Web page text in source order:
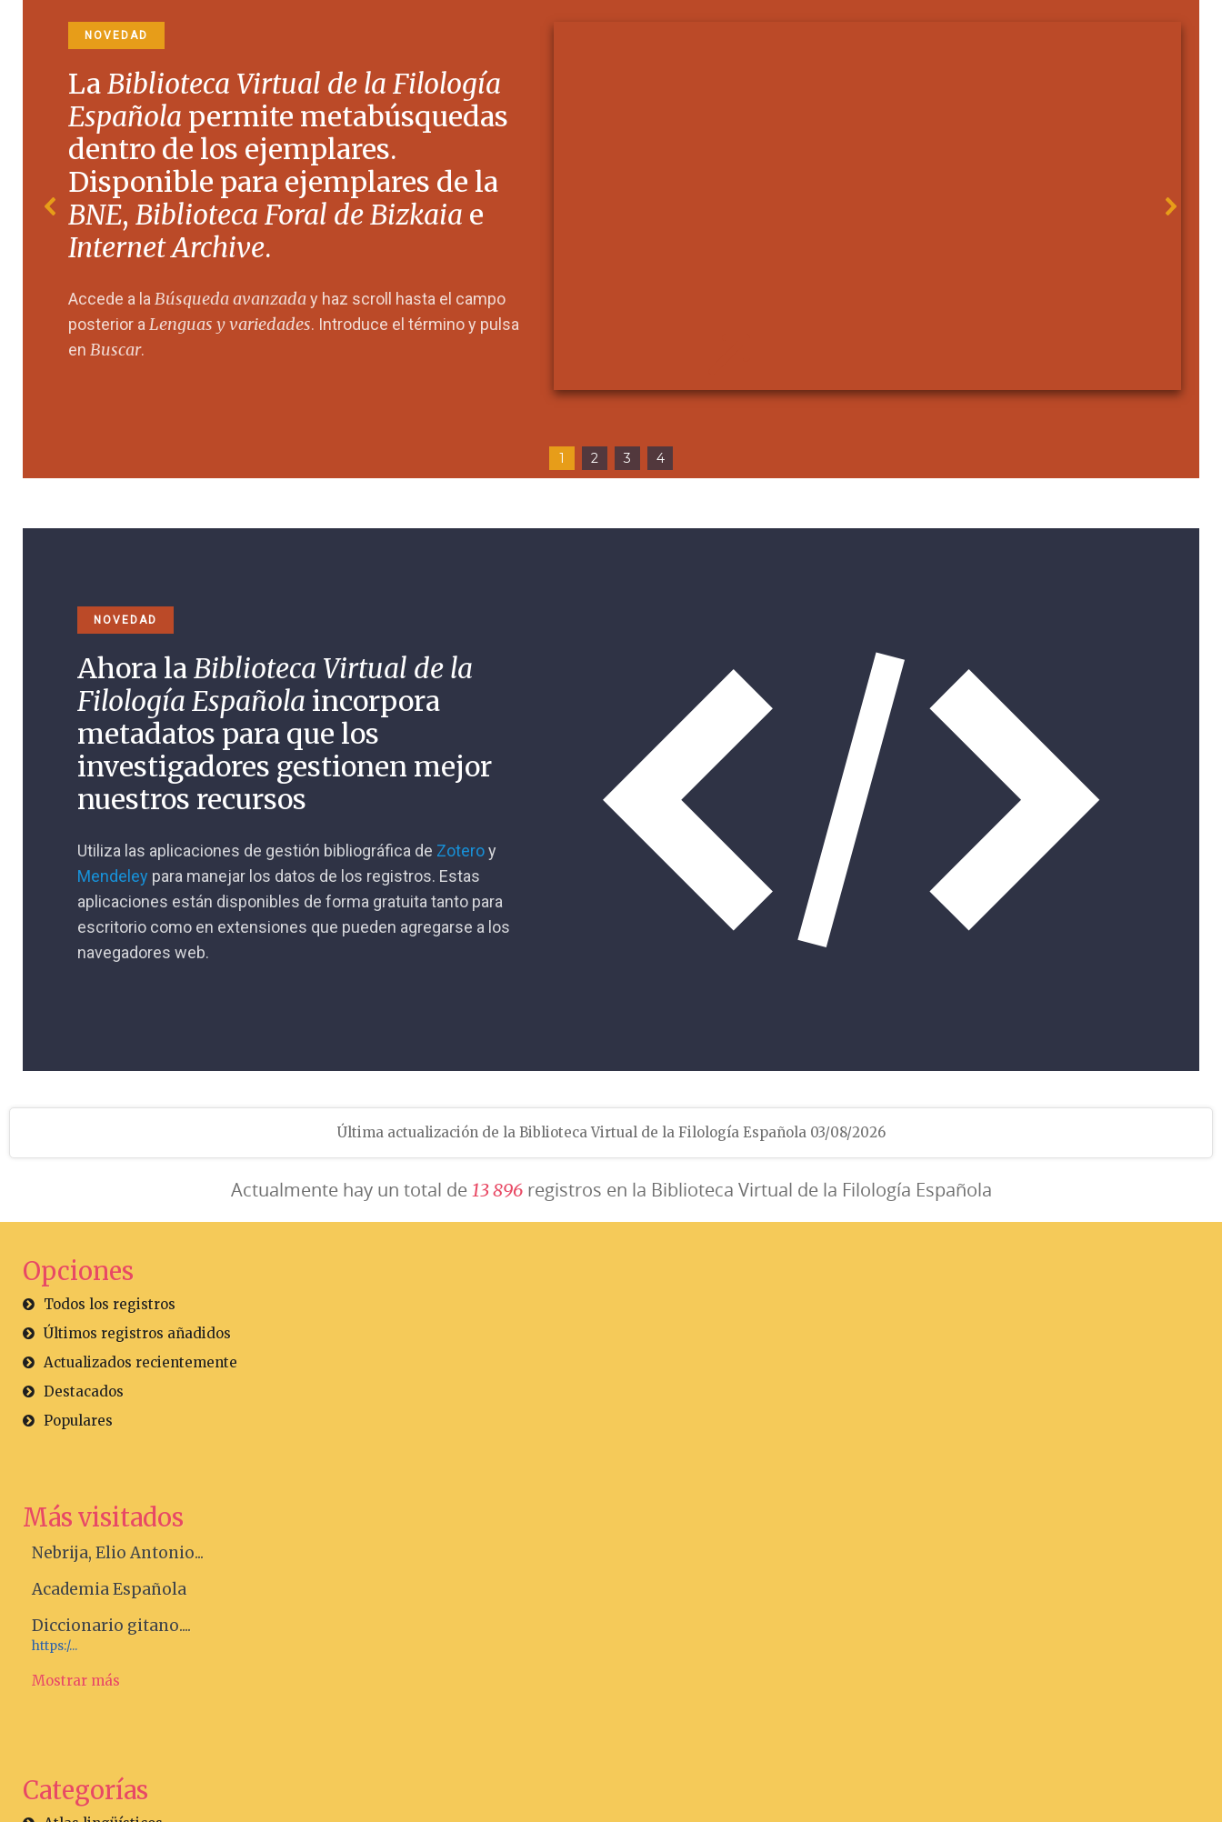
NOVEDAD
LaBiblioteca Virtual de la Filología
Española permite metabúsquedas
dentro de los ejemplares.
Disponible para ejemplares de la
BNE, Biblioteca Foral de Bizkaia e
Internet Archive.
Accede a laBúsqueda avanzaday haz scroll hasta el campo
posterior aLenguas y variedades. Introduce el término y pulsa
en Buscar.
1 2 3 4
NOVEDAD
Ahora laBiblioteca Virtual de la
Filología Española incorpora
metadatos para que los
investigadores gestionen mejor
nuestros recursos
Utiliza las aplicaciones de gestión bibliográfica de Zoteroy
Mendeley para manejar los datos de los registros. Estas
aplicaciones están disponibles de forma gratuita tanto para
escritorio como en extensiones que pueden agregarse a los
navegadores web.
Última actualización de la Biblioteca Virtual de la Filología Española 03/08/2026
Actualmente hay un total de 13896registros en la Biblioteca Virtual de la Filología Española
Opciones
Todos los registros
Últimos registros añadidos
Actualizados recientemente
Destacados
Populares
Más visitados
Nebrija, Elio Antonio...
Academia Española
Diccionario gitano....
https:/...
Mostrar más
Categorías